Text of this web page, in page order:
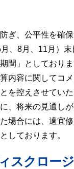
ぎ、公平性を確保
、8月、11月）
間」としており
内容に関してコ
を控えさせてい
に、将来の見通し
場合には、適宜
しております。
スクロー